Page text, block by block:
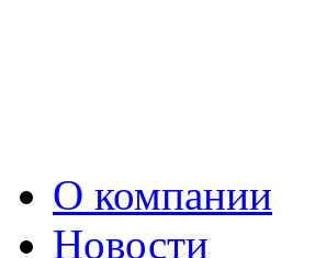
О компании
Новости